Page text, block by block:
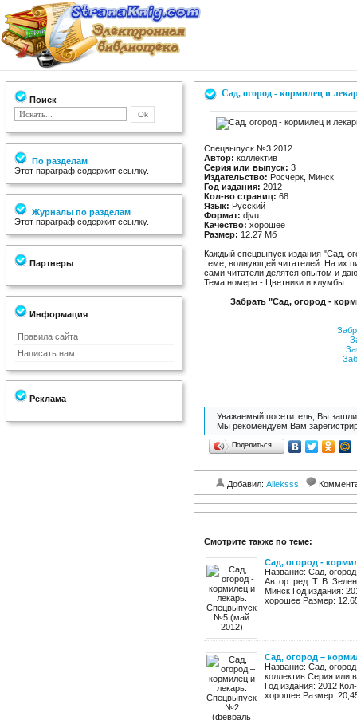
Поиск
По разделам
Этот параграф содержит ссылку.
Журналы по разделам
Этот параграф содержит ссылку.
Партнеры
Информация
Правила сайта
Написать нам
Реклама
Сад, огород - кормилец и
Спецвыпуск №3 2012
Автор: коллектив
Серия или выпуск: 3
Издательство: Росчерк, Минск
Год издания: 2012
Кол-во страниц: 68
Язык: Русский
Формат: djvu
Качество: хорошее
Размер: 12.27 Мб
Каждый спецвыпуск издания "Сад,
теме, волнующей читателей. На их
сами читатели делятся опытом и
Тема номера - Цветники и клумбы
Забрать "Сад, огород -
Уважаемый посетитель, Вы зашли
Мы рекомендуем Вам
Поделиться…
Добавил: Alleksss
Смотрите также по теме:
Сад, огород -
Название: Сад,
Автор: ред. Т. В.
Минск Год издания:
хорошее Размер:
Сад, огород –
Название: Сад,
коллектив Серия
Год издания: 2012
хорошее Размер: